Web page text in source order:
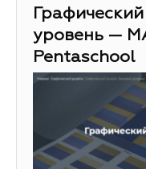
уровень —
Pentaschool